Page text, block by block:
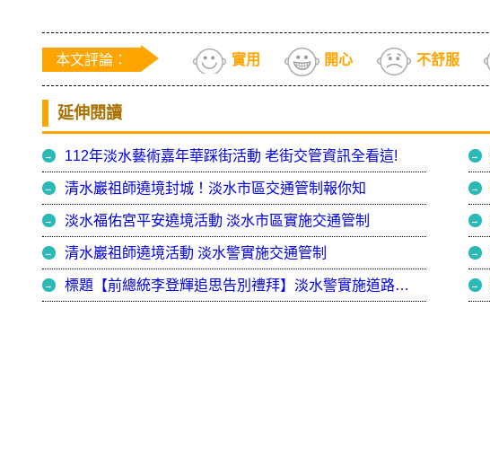
本文評論： 實用 開心 不舒服
延伸閱讀
112年淡水藝術嘉年華踩街活動 老街交管資訊全看這!
清水巖祖師遶境封城！淡水市區交通管制報你知
淡水福佑宮平安遶境活動 淡水市區實施交通管制
清水巖祖師遶境活動 淡水警實施交通管制
標題【前總統李登輝追思告別禮拜】淡水警實施道路交通管制 替代道路一次看